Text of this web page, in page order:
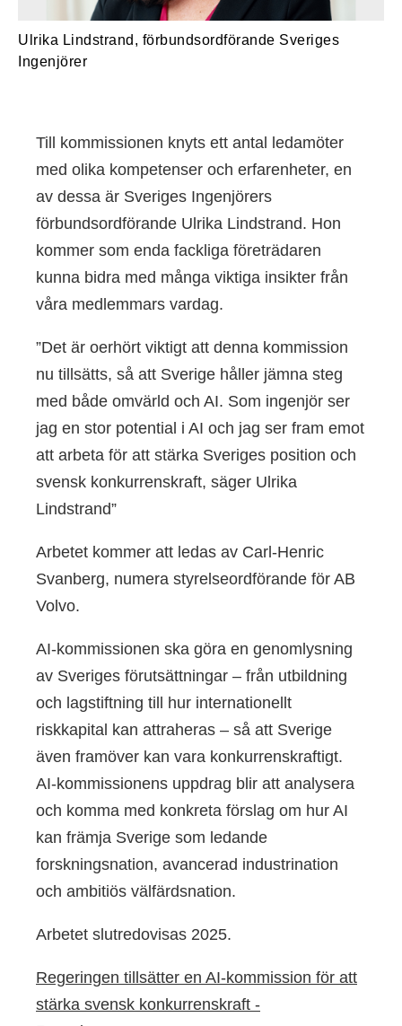
Ulrika Lindstrand, förbundsordförande Sveriges
Ingenjörer
Till kommissionen knyts ett antal ledamöter
med olika kompetenser och erfarenheter, en
av dessa är Sveriges Ingenjörers
förbundsordförande Ulrika Lindstrand. Hon
kommer som enda fackliga företrädaren
kunna bidra med många viktiga insikter från
våra medlemmars vardag.
”Det är oerhört viktigt att denna kommission
nu tillsätts, så att Sverige håller jämna steg
med både omvärld och AI. Som ingenjör ser
jag en stor potential i AI och jag ser fram emot
att arbeta för att stärka Sveriges position och
svensk konkurrenskraft, säger Ulrika
Lindstrand”
Arbetet kommer att ledas av Carl-Henric
Svanberg, numera styrelseordförande för AB
Volvo.
AI-kommissionen ska göra en genomlysning
av Sveriges förutsättningar – från utbildning
och lagstiftning till hur internationellt
riskkapital kan attraheras – så att Sverige
även framöver kan vara konkurrenskraftigt.
AI-kommissionens uppdrag blir att analysera
och komma med konkreta förslag om hur AI
kan främja Sverige som ledande
forskningsnation, avancerad industrination
och ambitiös välfärdsnation.
Arbetet slutredovisas 2025.
Regeringen tillsätter en AI-kommission för att
stärka svensk konkurrenskraft -